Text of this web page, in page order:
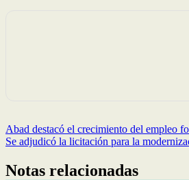
Navegación
de
entradas
Abad destacó el crecimiento del empleo
Se adjudicó la licitación para la
Notas relacionadas